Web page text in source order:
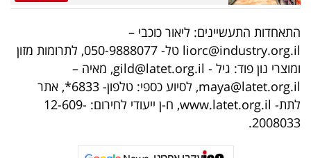
התאחדות התעשיינים: ליאור כוכבי –
liorc@industry.org.il טל- 050-9888077, לתרומות מזון
ומוצרי נון פוד: גיל - gild@latet.org.il, מאיה –
maya@latet.org.il, לסיוע כספי: טלפון- 6833*, אתר
לתת- www.latet.org.il, ח-ן ייעודי לחירום: 12-609-
2008033.